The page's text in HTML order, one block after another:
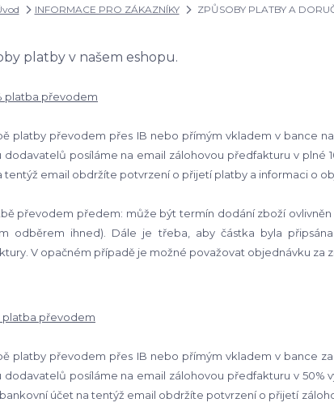
INFORMACE PRO ZÁKAZNÍKY ZPŮSOBY PLATBY A
platby v našem eshopu.
platba převodem
platby převodem přes IB nebo přímým vkladem v bance
dodavatelů posíláme na email zálohovou předfakturu v plné
tentýž email obdržíte potvrzení o přijetí platby a informaci o
převodem předem: může být termín dodání zboží
odběrem ihned). Dále je třeba, aby částka byla
V opačném případě je možné považovat objednávku za
platba převodem
platby převodem přes IB nebo přímým vkladem v bance
dodavatelů posíláme na email zálohovou předfakturu v 50%
bankovní účet na tentýž email obdržíte potvrzení o přijetí